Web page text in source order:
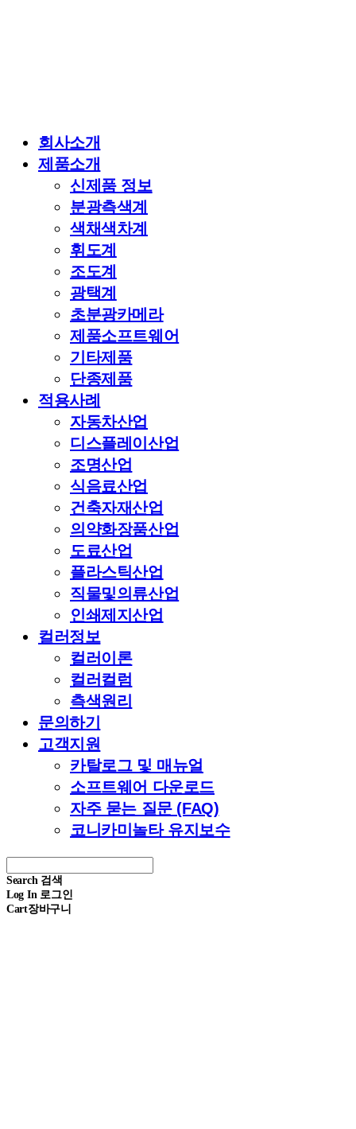
회사소개
제품소개
신제품 정보
분광측색계
색채색차계
휘도계
조도계
광택계
초분광카메라
제품소프트웨어
기타제품
단종제품
적용사례
자동차산업
디스플레이산업
조명산업
식음료산업
건축자재산업
의약화장품산업
도료산업
플라스틱산업
직물및의류산업
인쇄제지산업
컬러정보
컬러이론
컬러컬럼
측색원리
문의하기
고객지원
카탈로그 및 매뉴얼
소프트웨어 다운로드
자주 묻는 질문 (FAQ)
코니카미놀타 유지보수
Search 검색
Log In 로그인
Cart장바구니